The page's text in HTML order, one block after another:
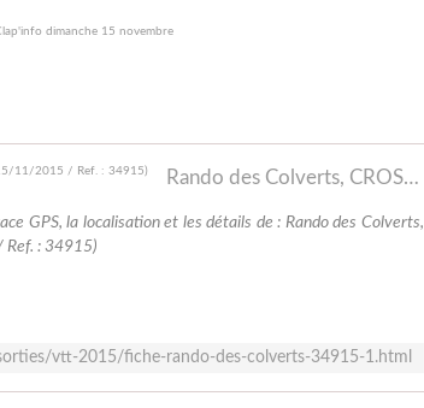
Rando des Colverts, CROSSAC (Sortie VTT du 15/11/2015 / Ref. : 34915)
GPS, la localisation et les détails de : Rando des Colverts,
Ref. : 34915)
vtt-2015/fiche-rando-des-colverts-34915-1.html